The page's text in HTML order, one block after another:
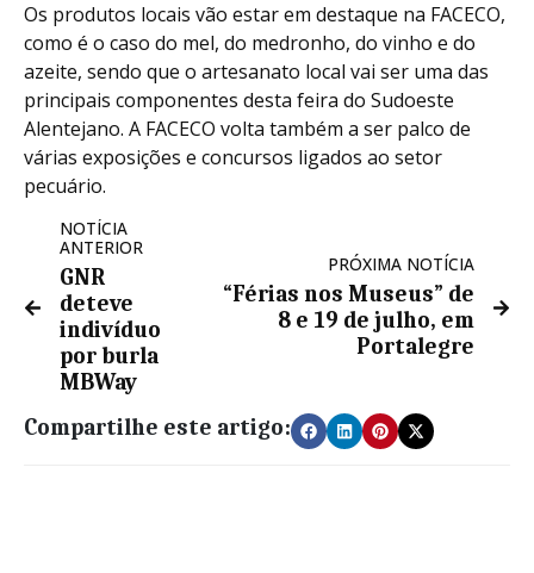
Os produtos locais vão estar em destaque na FACECO,
como é o caso do mel, do medronho, do vinho e do
azeite, sendo que o artesanato local vai ser uma das
principais componentes desta feira do Sudoeste
Alentejano. A FACECO volta também a ser palco de
várias exposições e concursos ligados ao setor
pecuário.
NOTÍCIA
ANTERIOR
GNR
deteve
indivíduo
por burla
MBWay
PRÓXIMA NOTÍCIA
“Férias nos Museus” de
8 e 19 de julho, em
Portalegre
Compartilhe este artigo: